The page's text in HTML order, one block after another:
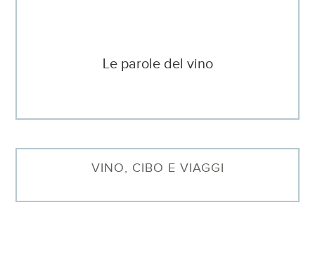
Le parole del vino
VINO, CIBO E VIAGGI